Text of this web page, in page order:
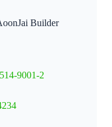
Builder
9001-2